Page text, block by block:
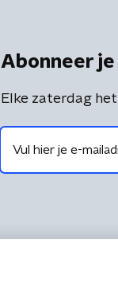
Abonneer
Elke zaterdag het